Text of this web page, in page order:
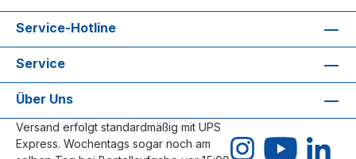
Service-Hotline
Service
Über Uns
Versand erfolgt standardmäßig mit UPS
Express. Wochentags sogar noch am